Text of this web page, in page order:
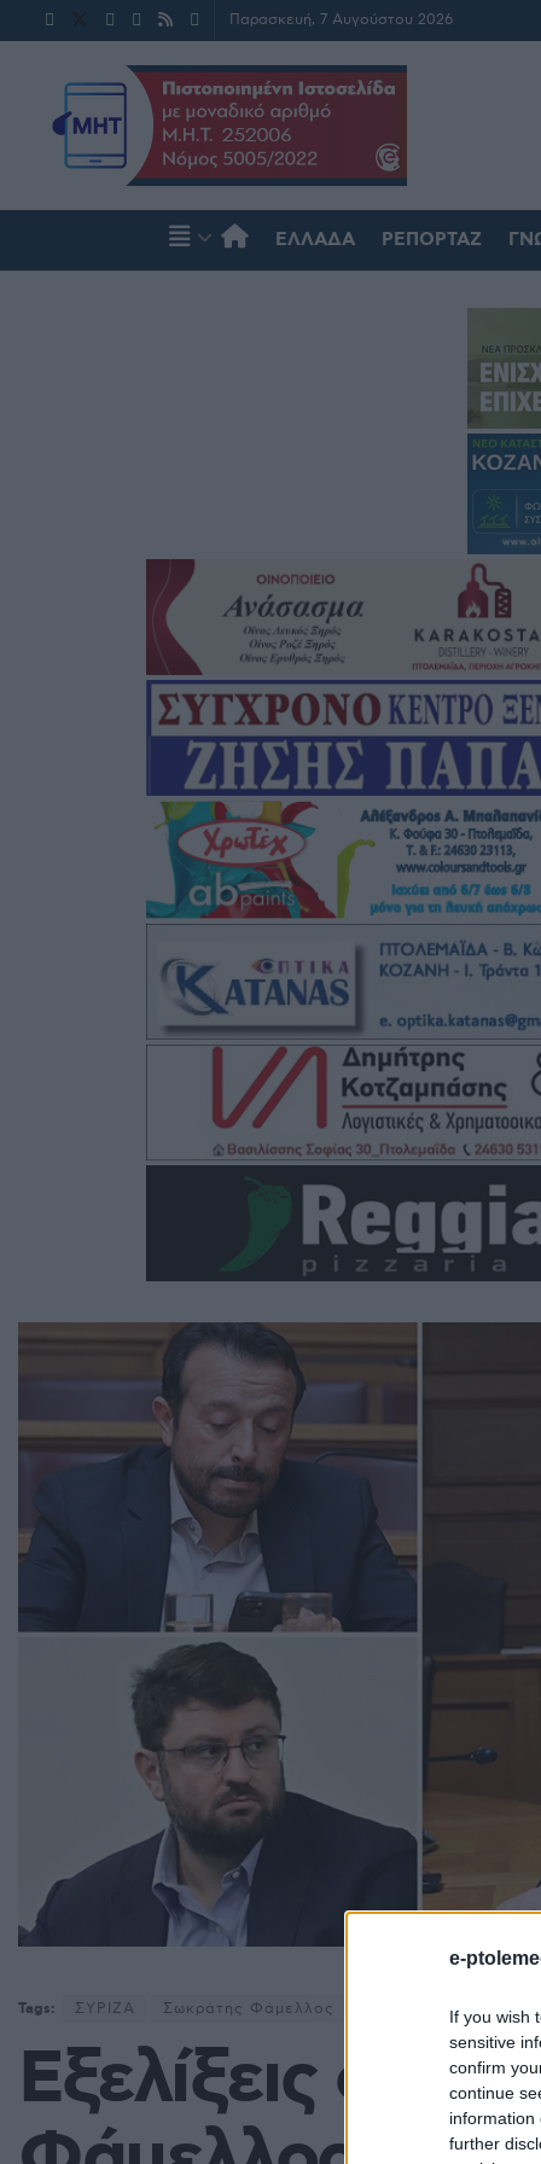
e-
If you wish
sensitive
confirm
continue
information
further
Παρασκευή, 7 Αυγούστου 2026
ΕΛΛΆΔΑ ΡΕΠΟΡΤΆΖ
Tags: ΣΥΡΙΖΑ Σωκράτης Φάμελλος
Εξελίξεις